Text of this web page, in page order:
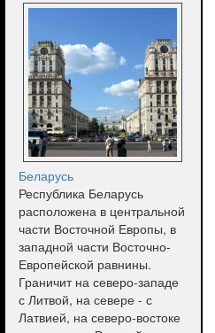
Беларусь
Республика Беларусь
расположена в центральной
части Восточной Европы, в
западной части Восточно-
Европейской равнины.
Граничит на северо-западе
с Литвой, на севере - с
Латвией, на северо-востоке